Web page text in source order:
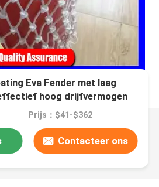
Eva Fender met laag
hoog drijfvermogen
Prijs：$41-$362
Contacteer ons